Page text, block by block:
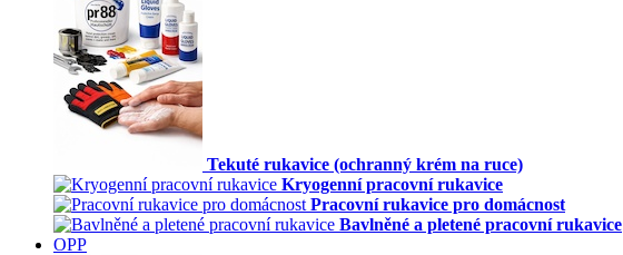
Tekuté rukavice (ochranný krém na ruce)
Kryogenní pracovní rukavice
Pracovní rukavice pro domácnost
Bavlněné a pletené pracovní rukavice
OPP